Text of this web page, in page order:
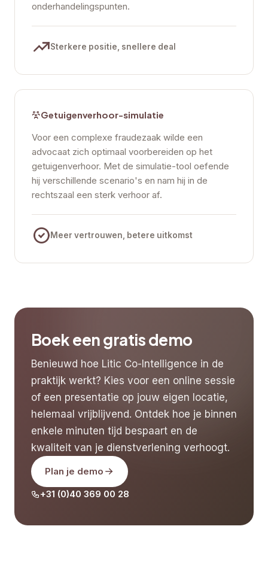
onderhandelingspunten.
Sterkere positie, snellere deal
Getuigenverhoor-simulatie
Voor een complexe fraudezaak wilde een
advocaat zich optimaal voorbereiden op het
getuigenverhoor. Met de simulatie-tool oefende
hij verschillende scenario's en nam hij in de
rechtszaal een sterk verhoor af.
Meer vertrouwen, betere uitkomst
Boek een gratis demo
Benieuwd hoe Litic Co-Intelligence in de
praktijk werkt? Kies voor een online sessie
of een presentatie op jouw eigen locatie,
helemaal vrijblijvend. Ontdek hoe je binnen
enkele minuten tijd bespaart en de
kwaliteit van je dienstverlening verhoogt.
Plan je demo
+31 (0)40 369 00 28